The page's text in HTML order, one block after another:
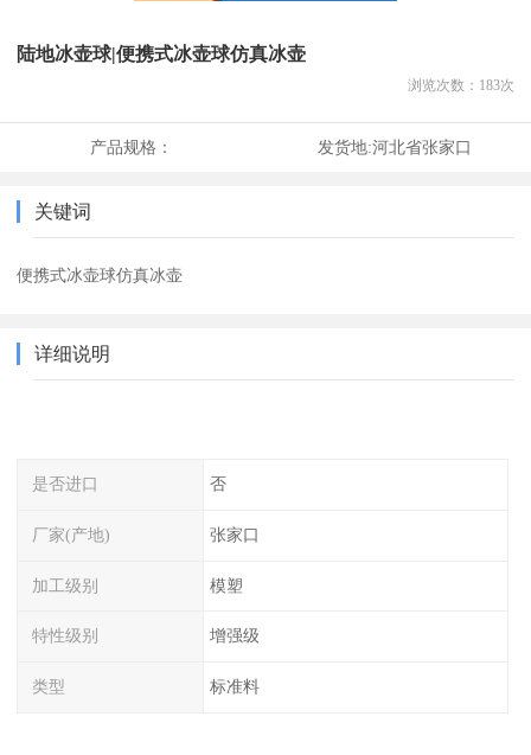
陆地冰壶球|便携式冰壶球仿真冰壶
浏览次数： 183次
产品规格： 发货地:河北省张家口
关键词
便携式冰壶球仿真冰壶
详细说明
是否进口 否
厂家(产地) 张家口
加工级别 模塑
特性级别 增强级
类型 标准料